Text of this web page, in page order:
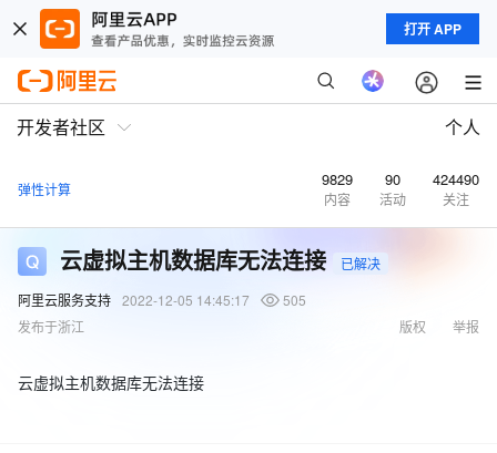
打开 APP
开发者社区 个人
弹性计算 9829
内容
90
活动
424490
关注
云虚拟主机数据库无法连接
已解决
阿里云服务支持 2022-12-05 14:45:17
505
发布于浙江
举报
版权
云虚拟主机数据库无法连接